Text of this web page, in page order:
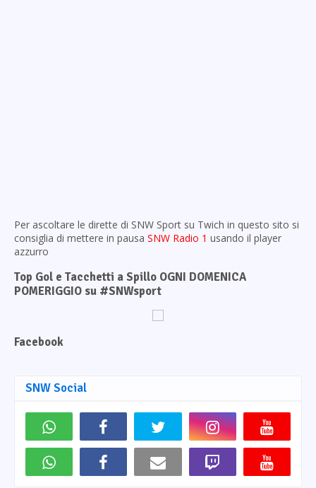
Per ascoltare le dirette di SNW Sport su Twich in questo sito si
consiglia di mettere in pausa SNW Radio 1 usando il player
azzurro
Top Gol e Tacchetti a Spillo OGNI DOMENICA
POMERIGGIO su #SNWsport
Facebook
SNW Social